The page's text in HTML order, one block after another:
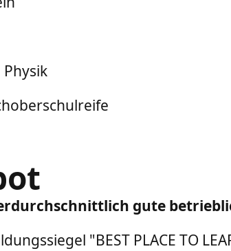
gute
"BEST PLACE TO